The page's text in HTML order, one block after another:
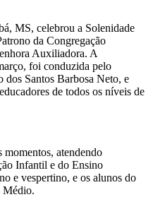
MS, celebrou a Solenidade
da Congregação
Auxiliadora. A
foi conduzida pelo
dos Santos Barbosa Neto, e
de todos os níveis de
atendendo
Infantil e do Ensino
e vespertino, e os alunos do
Médio.